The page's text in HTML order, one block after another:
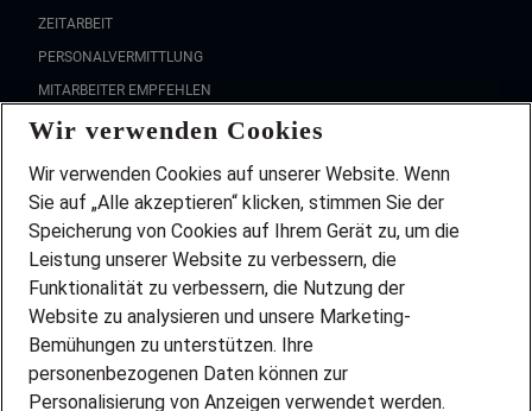
ZEITARBEIT
PERSONALVERMITTLUNG
MITARBEITER EMPFEHLEN
FAQ
Wir stellen ein!
DEINE BERUFSGRUPPE
DEINE LEBENSSITUATION
PARTNERSHIP WITH AIRBUS
INITIATIV BEWERBEN
ÜBER UNS
STANDORTE
Wir verwenden Cookies
Wir verwenden Cookies auf unserer Website. Wenn
Sie auf „Alle akzeptieren“ klicken, stimmen Sie der
Speicherung von Cookies auf Ihrem Gerät zu, um die
Leistung unserer Website zu verbessern, die
Funktionalität zu verbessern, die Nutzung der
Website zu analysieren und unsere Marketing-
Bemühungen zu unterstützen. Ihre
personenbezogenen Daten können zur
Personalisierung von Anzeigen verwendet werden.